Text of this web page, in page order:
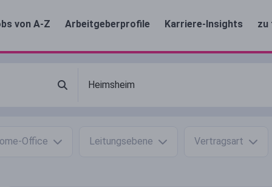
von A-Z Arbeitgeberprofile Karriere-Insights zu
Office Leitungsebene Vertragsart